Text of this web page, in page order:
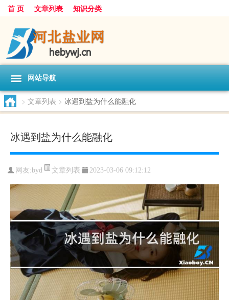
首 页 文章列表 知识分类
网站导航
> 文章列表 > 冰遇到盐为什么能融化
冰遇到盐为什么能融化
网友:byd 文章列表 2023-03-06 09:12:12